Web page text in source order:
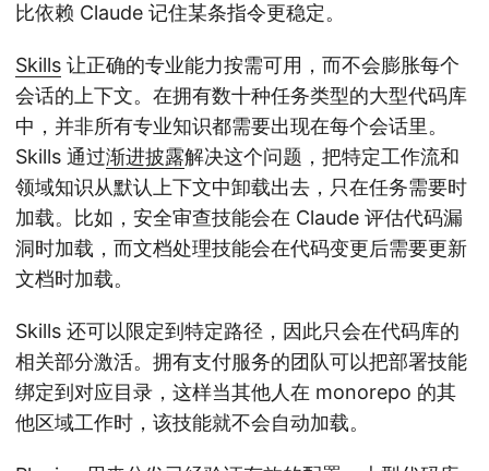
比依赖 Claude 记住某条指令更稳定。
Skills 让正确的专业能力按需可用，而不会膨胀每个
会话的上下文。在拥有数十种任务类型的大型代码库
中，并非所有专业知识都需要出现在每个会话里。
Skills 通过渐进披露解决这个问题，把特定工作流和
领域知识从默认上下文中卸载出去，只在任务需要时
加载。比如，安全审查技能会在 Claude 评估代码漏
洞时加载，而文档处理技能会在代码变更后需要更新
文档时加载。
Skills 还可以限定到特定路径，因此只会在代码库的
相关部分激活。拥有支付服务的团队可以把部署技能
绑定到对应目录，这样当其他人在 monorepo 的其
他区域工作时，该技能就不会自动加载。